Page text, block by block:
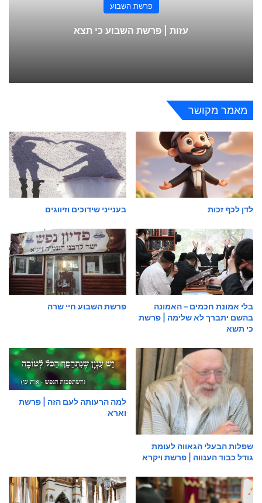
פרשת השבוע
עזות | פרשת השבוע כי תצא
מאמר מקושר
לדן לכף זכות בענייני שידוכים וזיווגים
בלי אמונת חכמים – האמונה
בהשם יתברך לא שלימה | פרשת
כי תשא
פרשת השבוע חיי שרה
שפלות הבעלי הגאווה לעומת
גודל כבוד הענווה | פרשת ויקרא
למה הרעותה לעם הזה | פרשת
וארא